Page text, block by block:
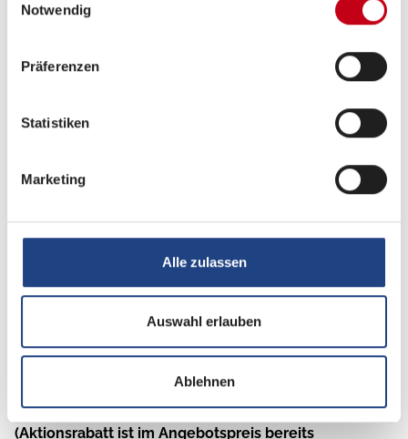
Notwendig
Präferenzen
Statistiken
Marketing
Alle zulassen
Auswahl erlauben
Ablehnen
Beschreibung
Aktion Preis. Leistung. Carado. -> Preisvorteil
Sparen Sie jetzt zusätzlich bis € 3.000,- bei einem
modellabhängig, nur gültig, solange der Vorrat reicht.
Nutzen Sie unsere SONDERZINS-AKTION: ab 0,99%
eff. Jahreszins, Laufzeit 48 Monate, max.
Finanzierungsbetrag 25.000,-
Gilt nur in Verbindung mit einem gültigen Kaufvertrag
im Aktionszeitraum 02.02.26 - 15.07.26 und Zulassung
auf den Käufer.
(Aktionsrabatt ist im Angebotspreis bereits